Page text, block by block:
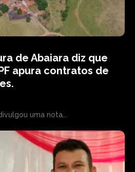
de Abaiara diz que
apura contratos de
uma nota...